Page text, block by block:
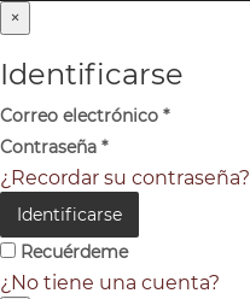
×
Identificarse
Correo electrónico *
Contraseña *
¿Recordar su contraseña?
Identificarse
Recuérdeme
¿No tiene una cuenta?